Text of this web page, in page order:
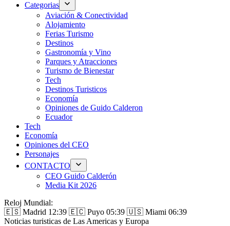
Categorias
Aviación & Conectividad
Alojamiento
Ferias Turismo
Destinos
Gastronomía y Vino
Parques y Atracciones
Turismo de Bienestar
Tech
Destinos Turisticos
Economía
Opiniones de Guido Calderon
Ecuador
Tech
Economía
Opiniones del CEO
Personajes
CONTACTO
CEO Guido Calderón
Media Kit 2026
Reloj Mundial:
🇪🇸 Madrid 12:39 🇪🇨 Puyo 05:39 🇺🇸 Miami 06:39
Noticias turisticas de Las Americas y Europa